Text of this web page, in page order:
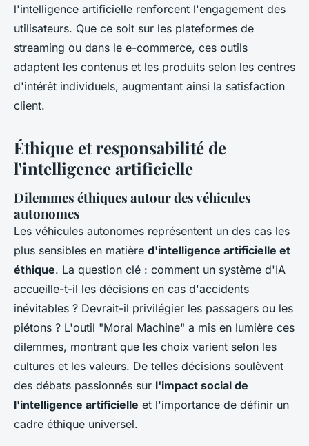
l'intelligence artificielle renforcent l'engagement des
utilisateurs. Que ce soit sur les plateformes de
streaming ou dans le e-commerce, ces outils
adaptent les contenus et les produits selon les centres
d'intérêt individuels, augmentant ainsi la satisfaction
client.
Éthique et responsabilité de
l'intelligence artificielle
Dilemmes éthiques autour des véhicules
autonomes
Les véhicules autonomes représentent un des cas les
plus sensibles en matière d'intelligence artificielle et
éthique. La question clé : comment un système d'IA
accueille-t-il les décisions en cas d'accidents
inévitables ? Devrait-il privilégier les passagers ou les
piétons ? L'outil "Moral Machine" a mis en lumière ces
dilemmes, montrant que les choix varient selon les
cultures et les valeurs. De telles décisions soulèvent
des débats passionnés sur l'impact social de
l'intelligence artificielle et l'importance de définir un
cadre éthique universel.